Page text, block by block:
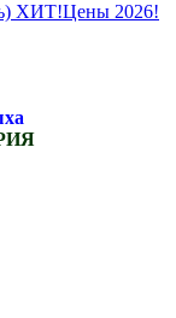
ХИТ!Цены 2026!